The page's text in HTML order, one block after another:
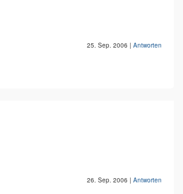
25. Sep. 2006 | Antworten
26. Sep. 2006 | Antworten